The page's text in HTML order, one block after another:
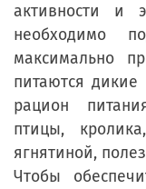
активности и
необходимо
максимально
питаются
рацион
птицы,
ягнятиной,
Чтобы